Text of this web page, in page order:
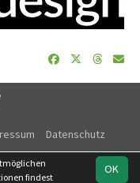
Datenschutz
OK
findest